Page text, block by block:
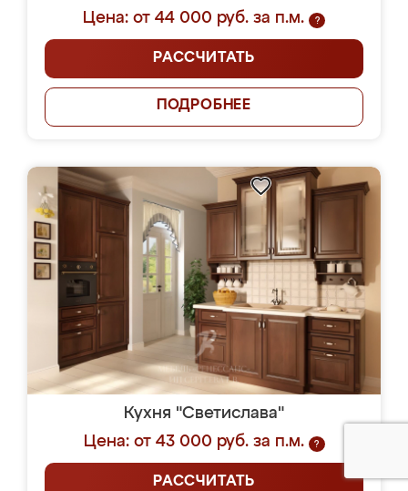
Цена: от 44 000 руб. за п.м.
?
РАССЧИТАТЬ
ПОДРОБНЕЕ
Кухня "Светислава"
Цена: от 43 000 руб. за п.м.
?
РАССЧИТАТЬ